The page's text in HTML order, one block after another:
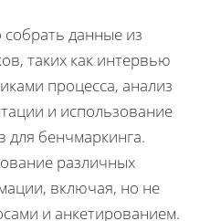
данные из
таких как интервью
процесса, анализ
и использование
для бенчмаркинга.
различных
включая, но не
и анкетированием.